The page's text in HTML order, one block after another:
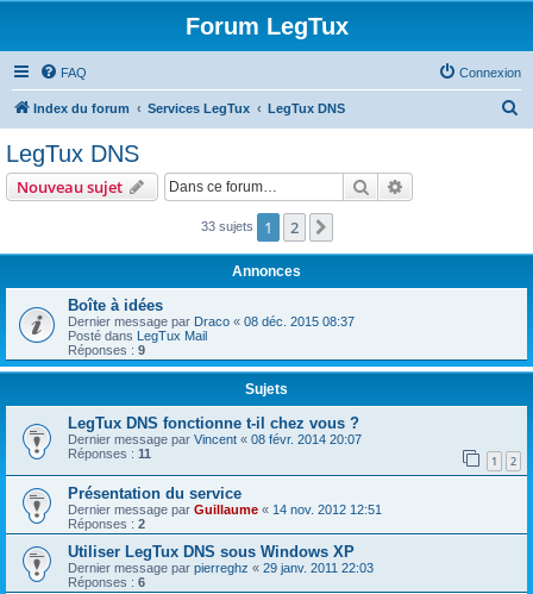
Forum LegTux
FAQ Connexion
Index du forum Services LegTux LegTux DNS
r
LegTux DNS
Nouveau sujet Rechercher
33 sujets 1 2
Annonces
Boîte à idées
Dernier message par Draco « 08 déc. 2015 08:37
Posté dans LegTux Mail
Réponses : 9
Sujets
LegTux DNS fonctionne t-il chez vous ?
Dernier message par Vincent « 08 févr. 2014 20:07
Réponses : 11 1 2
Présentation du service
Dernier message par Guillaume « 14 nov. 2012 12:51
Réponses : 2
Utiliser LegTux DNS sous Windows XP
Dernier message par pierreghz « 29 janv. 2011 22:03
Réponses : 6